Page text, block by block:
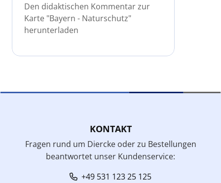
Den didaktischen Kommentar zur
Karte "Bayern - Naturschutz"
herunterladen
KONTAKT
Fragen rund um Diercke oder zu Bestellungen
beantwortet unser Kundenservice:
+49 531 123 25 125